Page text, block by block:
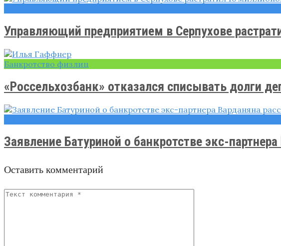
Управляющий предприятием в Серпухове
Банкротство физлиц
«Россельхозбанк» отказался списывать долги
Заявление Батуриной о банкротстве экс-
Оставить комментарий